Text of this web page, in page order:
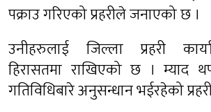
पक्राउ गरिएको प्रहरीले जनाएको छ ।
उनीहरुलाई जिल्ला प्रहरी
हिरासतमा राखिएको छ । म्याद
गतिविधिबारे अनुसन्धान भईरहेको